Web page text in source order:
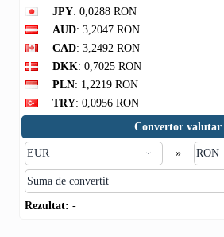
JPY: 0,0288 RON
AUD: 3,2047 RON
CAD: 3,2492 RON
DKK: 0,7025 RON
PLN: 1,2219 RON
TRY: 0,0956 RON
Convertor valutar
»
Rezultat: -